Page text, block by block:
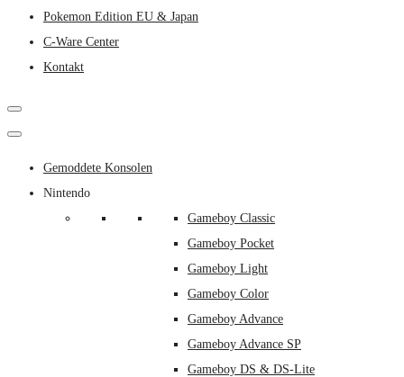
Pokemon Edition EU & Japan
C-Ware Center
Kontakt
Gemoddete Konsolen
Nintendo
Gameboy Classic
Gameboy Pocket
Gameboy Light
Gameboy Color
Gameboy Advance
Gameboy Advance SP
Gameboy DS & DS-Lite